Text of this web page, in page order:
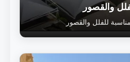
والقصور
للفلل والقصور